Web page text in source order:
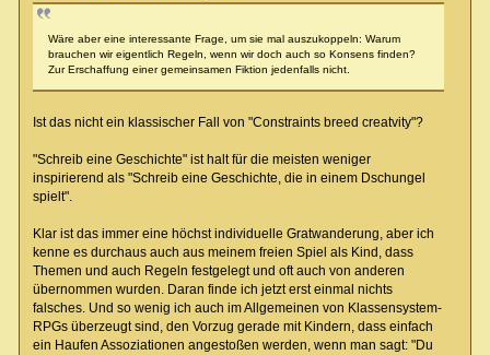
Wäre aber eine interessante Frage, um sie mal auszukoppeln: Warum
brauchen wir eigentlich Regeln, wenn wir doch auch so Konsens finden?
Zur Erschaffung einer gemeinsamen Fiktion jedenfalls nicht.
Ist das nicht ein klassischer Fall von "Constraints breed creatvity"?
"Schreib eine Geschichte" ist halt für die meisten weniger
inspirierend als "Schreib eine Geschichte, die in einem Dschungel
spielt".
Klar ist das immer eine höchst individuelle Gratwanderung, aber ich
kenne es durchaus auch aus meinem freien Spiel als Kind, dass
Themen und auch Regeln festgelegt und oft auch von anderen
übernommen wurden. Daran finde ich jetzt erst einmal nichts
falsches. Und so wenig ich auch im Allgemeinen von Klassensystem-
RPGs überzeugt sind, den Vorzug gerade mit Kindern, dass einfach
ein Haufen Assoziationen angestoßen werden, wenn man sagt: "Du